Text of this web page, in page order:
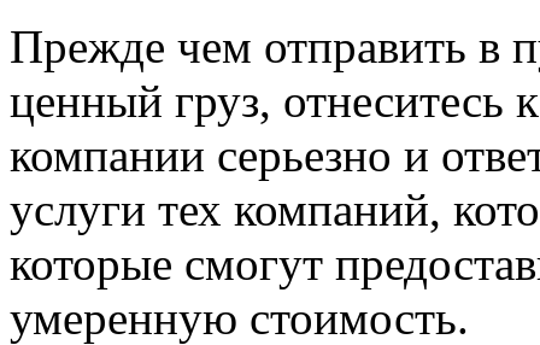
Прежде чем отправить в
ценный груз, отнеситесь
компании серьезно и
услуги тех компаний,
которые смогут
умеренную стоимость.